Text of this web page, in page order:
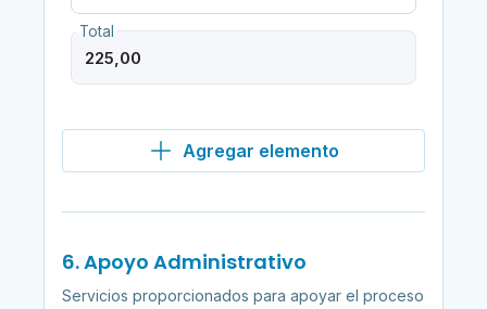
Total
Agregar elemento
6. Apoyo Administrativo
Servicios proporcionados para apoyar el proceso